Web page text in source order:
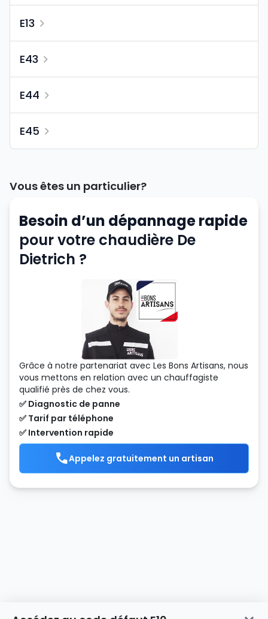
E13
E43
E44
E45
Vous êtes un particulier?
Besoin d’un dépannage rapide
pour votre chaudière De
Dietrich ?
Grâce à notre partenariat avec Les Bons Artisans, nous
vous mettons en relation avec un chauffagiste
qualifié près de chez vous.
✅ Diagnostic de panne
✅ Tarif par téléphone
✅ Intervention rapide
Appelez gratuitement un artisan